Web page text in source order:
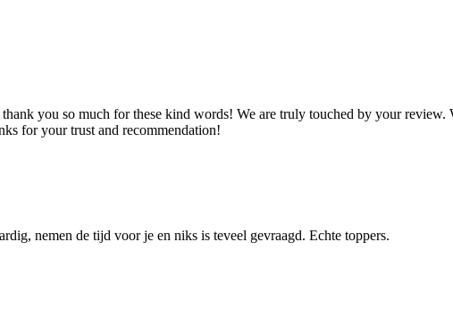
you so much for these kind words! We are truly touched by your review.
for your trust and recommendation!
nemen de tijd voor je en niks is teveel gevraagd. Echte toppers.